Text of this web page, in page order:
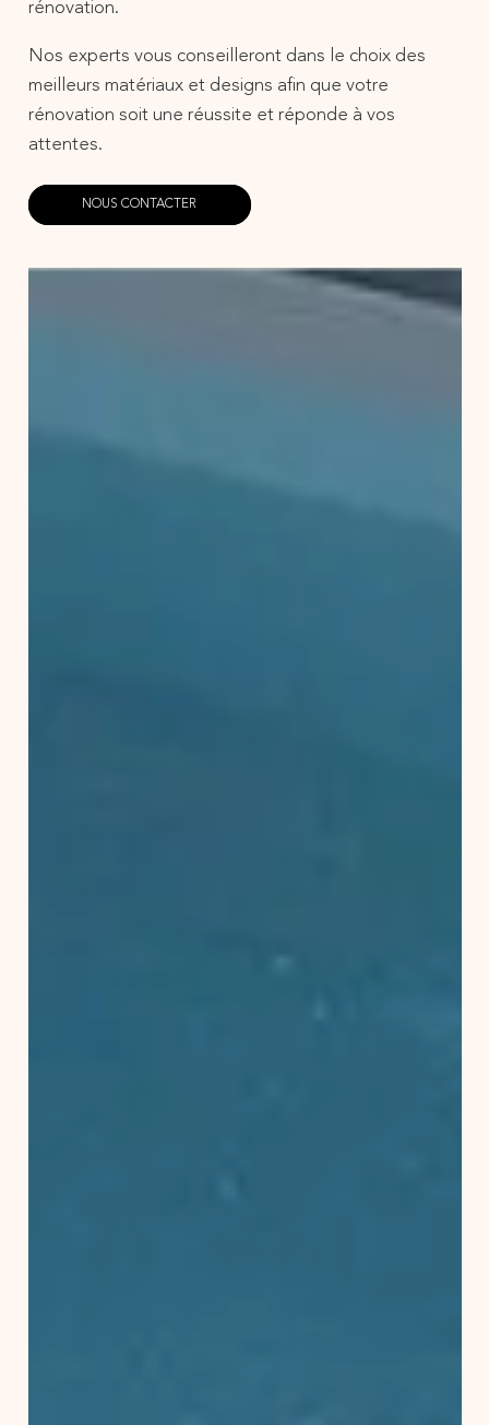
rénovation.
Nos experts vous conseilleront dans le choix des
meilleurs matériaux et designs afin que votre
rénovation soit une réussite et réponde à vos
attentes.
NOUS CONTACTER